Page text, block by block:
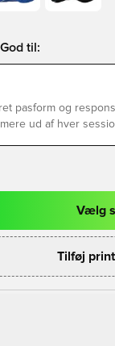
til:
pasform og
ud af hver
til at logge ind
Vælg
Tilføj print